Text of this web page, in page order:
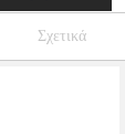
Σχετικά